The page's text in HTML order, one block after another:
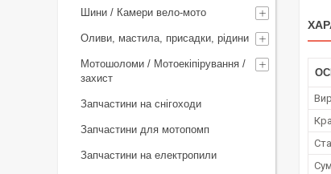
Шини / Камери вело-мото
Оливи, мастила, присадки, рідини
Мотошоломи / Мотоекіпірування /
захист
Запчастини на снігоходи
Запчастини для мотопомп
Запчастини на електропили